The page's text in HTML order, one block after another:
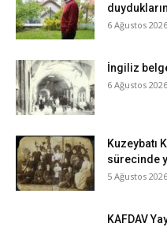
6 Ağustos 2026
İngiliz
6 Ağustos 2026
Kuzeybatı
sürecinde
5 Ağustos 2026
KAFDAV